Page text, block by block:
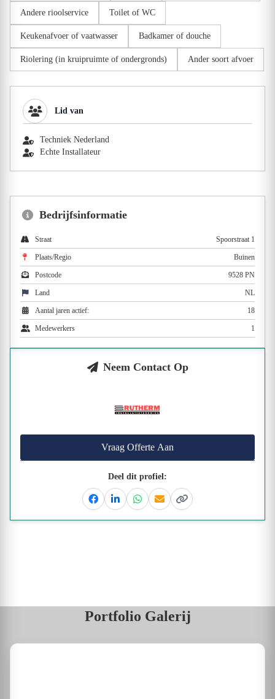
Andere rioolservice Toilet of WC
Keukenafvoer of vaatwasser Badkamer of douche
Riolering (in kruipruimte of ondergronds) Ander soort afvoer
Lid van
Techniek Nederland
Echte Installateur
Bedrijfsinformatie
Straat Spoorstraat 1
Plaats/Regio Buinen
Postcode 9528 PN
Land NL
Aantal jaren actief: 18
Medewerkers 1
Neem Contact Op
Vraag Offerte Aan
Deel dit profiel:
FacebookLinkedinWhatsapp
EmailKopieer link
Portfolio Galerij